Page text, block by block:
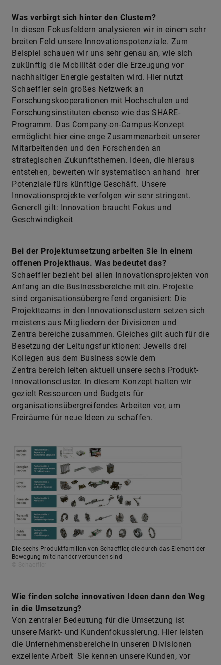
Was verbirgt sich hinter den Clustern?
In diesen Fokusfeldern analysieren wir in einem sehr
breiten Feld unsere Innovationspotenziale. Zum
Beispiel schauen wir uns sehr genau an, wie sich
zukünftig die Mobilität oder die Erzeugung von
nachhaltiger Energie gestalten wird. Hier nutzt
Schaeffler sein großes Netzwerk an
Forschungskooperationen mit Hochschulen und
Forschungsinstituten ebenso wie das SHARE-
Programm. Das Company-on-Campus-Konzept
ermöglicht hier eine enge Zusammenarbeit unserer
Mitarbeitenden und den Forschenden an
strategischen Zukunftsthemen. Ideen, die hieraus
entstehen, bewerten wir systematisch anhand ihrer
Potenziale fürs künftige Geschäft. Unsere
Innovationsprojekte verfolgen wir sehr stringent.
Generell gilt: Innovation braucht Fokus und
Geschwindigkeit.
Bei der Projektumsetzung arbeiten Sie in einem
offenen Projekthaus. Was bedeutet das?
Schaeffler bezieht bei allen Innovationsprojekten von
Anfang an die Businessbereiche mit ein. Projekte
sind organisationsübergreifend organisiert: Die
Projektteams in den Innovationsclustern setzen sich
meistens aus Mitgliedern der Divisionen und
Zentralbereiche zusammen. Gleiches gilt auch für die
Besetzung der Leitungsfunktionen: Jeweils drei
Kollegen aus dem Business sowie dem
Zentralbereich leiten aktuell unsere sechs Produkt-
Innovationscluster. In diesem Konzept halten wir
gezielt Ressourcen und Budgets für
organisationsübergreifendes Arbeiten vor, um
Freiräume für neue Ideen zu schaffen.
Die sechs Produktfamilien von Schaeffler, die durch das Element der
Bewegung miteinander verbunden sind
Wie finden solche innovativen Ideen dann den Weg
in die Umsetzung?
Von zentraler Bedeutung für die Umsetzung ist
unsere Markt- und Kundenfokussierung. Hier leisten
die Unternehmensbereiche in unseren Divisionen
exzellente Arbeit. Sie kennen unsere Kunden, vor